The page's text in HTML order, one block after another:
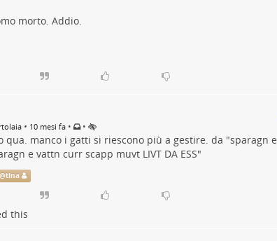
morto. Addio.
• 10 mesi fa • •
qua. manco i gatti si riescono più a gestire. da "sparagn e
e vattn curr scapp muvt LIVT DA ESS"
@tina
this